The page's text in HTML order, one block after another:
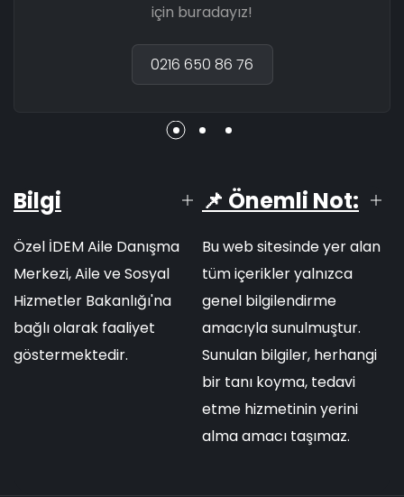
için buradayız!
0216 650 86 76
Bilgi
Özel İDEM Aile Danışma
Merkezi, Aile ve Sosyal
Hizmetler Bakanlığı'na
bağlı olarak faaliyet
göstermektedir.
📌 Önemli Not:
Bu web sitesinde yer alan
tüm içerikler yalnızca
genel bilgilendirme
amacıyla sunulmuştur.
Sunulan bilgiler, herhangi
bir tanı koyma, tedavi
etme hizmetinin yerini
alma amacı taşımaz.